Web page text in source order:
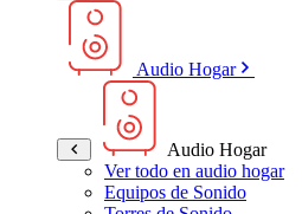
Audio Hogar
Audio Hogar
Ver todo en audio hogar
Equipos de Sonido